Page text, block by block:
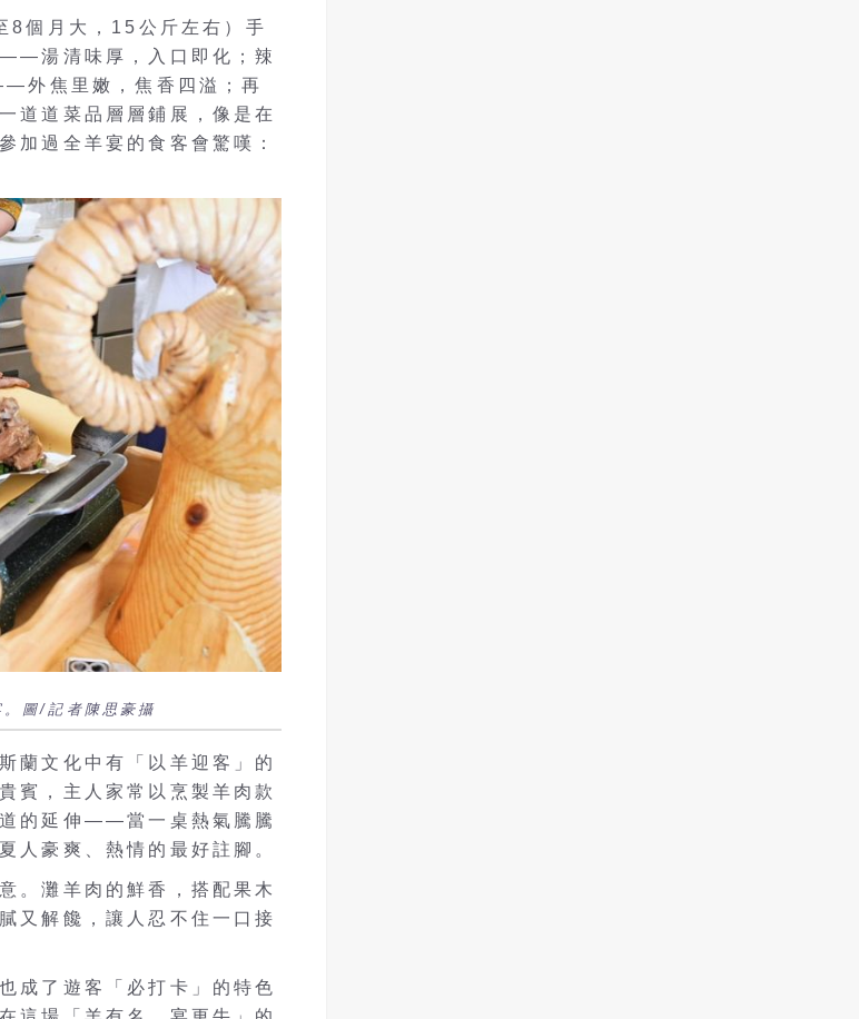
8個月大，15公斤左右）手
湯清味厚，入口即化；辣
外焦里嫩，焦香四溢；再
道道菜品層層鋪展，像是在
加過全羊宴的食客會驚嘆：
圖/記者陳思豪攝
蘭文化中有「以羊迎客」的
賓，主人家常以烹製羊肉款
的延伸——當一桌熱氣騰騰
人豪爽、熱情的最好註腳。
。灘羊肉的鮮香，搭配果木
又解饞，讓人忍不住一口接
成了遊客「必打卡」的特色